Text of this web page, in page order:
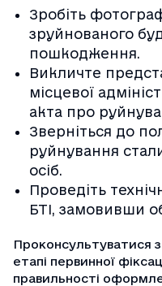
Зробіть
зруйнованого
пошкодження.
Викличте
місцевої
акта про
Зверніться до
руйнування
осіб.
Проведіть
БТІ, замовивши
Проконсультуватися
етапі первинної
правильності